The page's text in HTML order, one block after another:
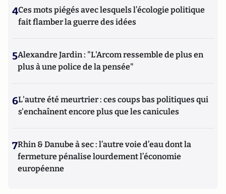
4Ces mots piégés avec lesquels l’écologie politique
fait flamber la guerre des idées
5Alexandre Jardin : "L'Arcom ressemble de plus en
plus à une police de la pensée"
6L'autre été meurtrier : ces coups bas politiques qui
s'enchaînent encore plus que les canicules
7Rhin & Danube à sec : l’autre voie d’eau dont la
fermeture pénalise lourdement l’économie
européenne